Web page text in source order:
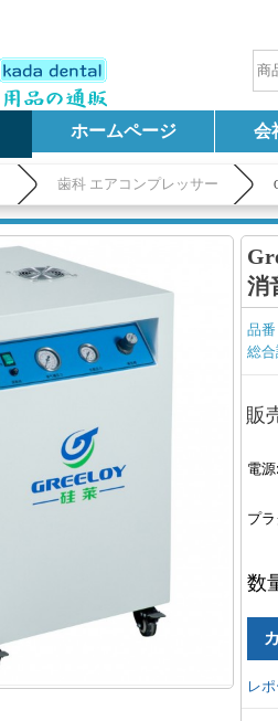
ホームページ 会
歯科 エアコンプレッサー
消
品
総
販
電源:
プ
数
レ